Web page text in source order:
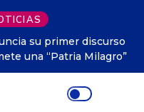
festivo nacional en
de Chiquinquirá